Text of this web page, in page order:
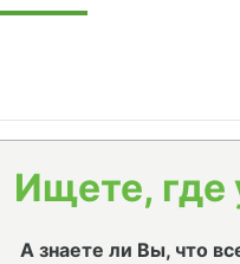
Ищете, где
А знаете ли Вы, что